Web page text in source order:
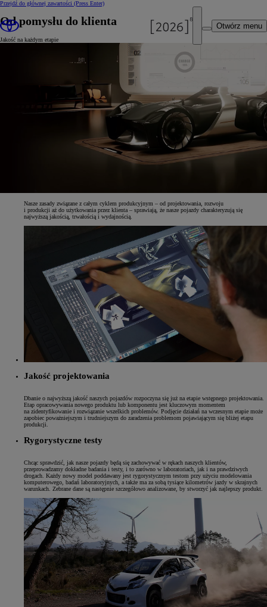
Przejdź do głównej zawartości (Press Enter)
Otwórz menu
Od pomysłu do klienta
Jakość na każdym etapie
Nasze zasady związane z całym cyklem produkcyjnym – od projektowania, rozwoju
i produkcji aż do użytkowania przez klienta – sprawiają, że nasze pojazdy charakteryzują się
najwyższą jakością, trwałością i wydajnością.
Jakość projektowania
Dbanie o najwyższą jakość naszych pojazdów rozpoczyna się już na etapie wstępnego projektowania.
Etap opracowywania nowego produktu lub komponentu jest kluczowym momentem
na zidentyfikowanie i rozwiązanie wszelkich problemów. Podjęcie działań na wczesnym etapie może
zapobiec poważniejszym i trudniejszym do zaradzenia problemom pojawiającym się bliżej etapu
produkcji.
Rygorystyczne testy
Chcąc sprawdzić, jak nasze pojazdy będą się zachowywać w rękach naszych klientów,
przeprowadzamy dokładne badania i testy, i to zarówno w laboratoriach, jak i na prawdziwych
drogach. Każdy nowy model poddawany jest rygorystycznym testom przy użyciu modelowania
komputerowego, badań laboratoryjnych, a także ma za sobą tysiące kilometrów jazdy w skrajnych
warunkach. Zebrane dane są następnie szczegółowo analizowane, by stworzyć jak najlepszy produkt.